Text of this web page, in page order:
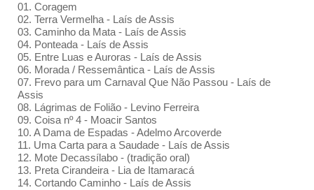
01. Coragem
02. Terra Vermelha - Laís de Assis
03. Caminho da Mata - Laís de Assis
04. Ponteada - Laís de Assis
05. Entre Luas e Auroras - Laís de Assis
06. Morada / Ressemântica - Laís de Assis
07. Frevo para um Carnaval Que Não Passou - Laís de
Assis
08. Lágrimas de Folião - Levino Ferreira
09. Coisa nº 4 - Moacir Santos
10. A Dama de Espadas - Adelmo Arcoverde
11. Uma Carta para a Saudade - Laís de Assis
12. Mote Decassílabo - (tradição oral)
13. Preta Cirandeira - Lia de Itamaracá
14. Cortando Caminho - Laís de Assis